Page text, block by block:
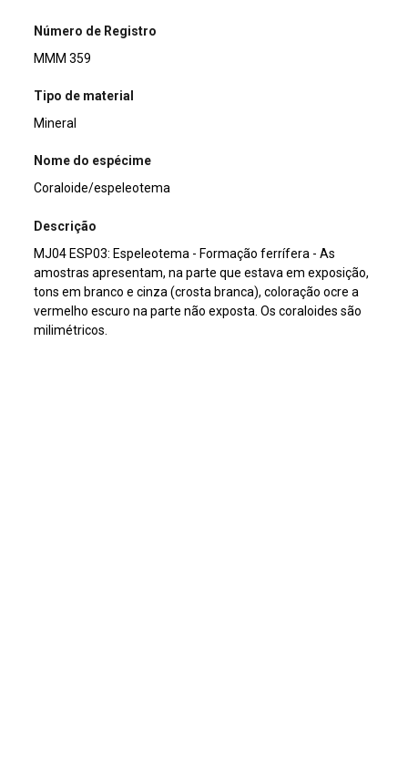
Número de Registro
MMM 359
Tipo de material
Mineral
Nome do espécime
Coraloide/espeleotema
Descrição
MJ04 ESP03: Espeleotema - Formação ferrífera - As
amostras apresentam, na parte que estava em exposição,
tons em branco e cinza (crosta branca), coloração ocre a
vermelho escuro na parte não exposta. Os coraloides são
milimétricos.